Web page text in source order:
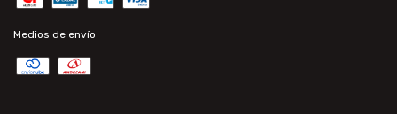
Medios de envío